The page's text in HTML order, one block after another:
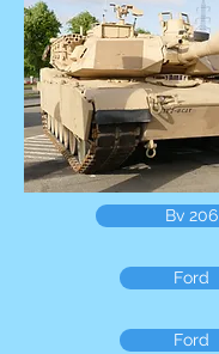
Bv 206
Ford
Ford